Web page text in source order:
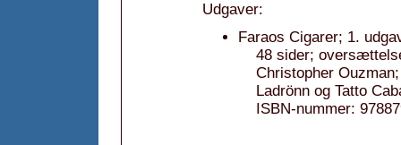
Udgaver:
Faraos Cigarer; 1.
48 sider;
Christopher
Ladrönn og Tatto
ISBN-nummer: